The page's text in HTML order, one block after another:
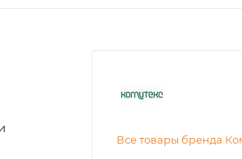
Все товары бренда